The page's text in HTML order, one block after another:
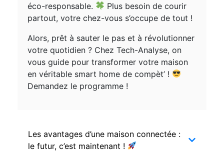
éco-responsable.
Plus besoin de courir
partout, votre chez-vous s’occupe de tout !
Alors, prêt à sauter le pas et à révolutionner
votre quotidien ? Chez Tech-Analyse, on
vous guide pour transformer votre maison
en véritable smart home de compèt’ !
Demandez le programme !
Les avantages d’une maison connectée :
le futur, c’est maintenant !